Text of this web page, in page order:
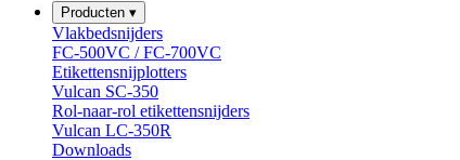
Producten ▾
Vlakbedsnijders
FC-500VC / FC-700VC
Etikettensnijplotters
Vulcan SC-350
Rol-naar-rol etikettensnijders
Vulcan LC-350R
Downloads